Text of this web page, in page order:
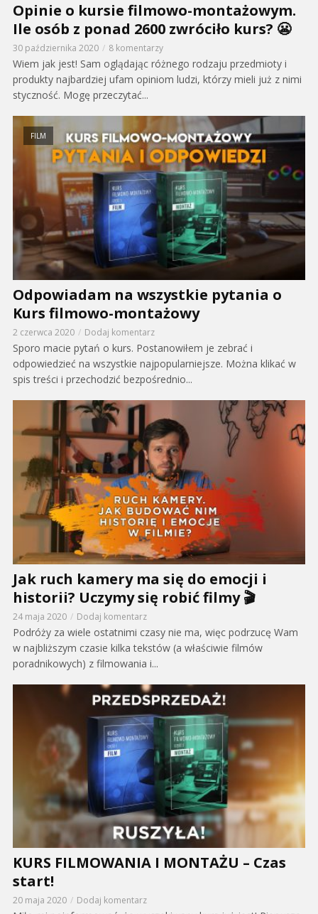
Opinie o kursie filmowo-montażowym.
Ile osób z ponad 2600 zwróciło kurs? 😬
30 października 2020 8 komentarzy
Wiem jak jest! Sam oglądając różnego rodzaju przedmioty i
produkty najbardziej ufam opiniom ludzi, którzy mieli już z nimi
styczność. Mogę przeczytać...
FILM
Odpowiadam na wszystkie pytania o
Kurs filmowo-montażowy
2 czerwca 2020 Dodaj komentarz
Sporo macie pytań o kurs. Postanowiłem je zebrać i
odpowiedzieć na wszystkie najpopularniejsze. Można klikać w
spis treści i przechodzić bezpośrednio...
Jak ruch kamery ma się do emocji i
historii? Uczymy się robić filmy 🎬
24 maja 2020 Dodaj komentarz
Podróży za wiele ostatnimi czasy nie ma, więc podrzucę Wam
w najbliższym czasie kilka tekstów (a właściwie filmów
poradnikowych) z filmowania i...
KURS FILMOWANIA I MONTAŻU – Czas
start!
20 maja 2020 Dodaj komentarz